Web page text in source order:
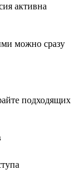
активна
можно сразу
подходящих